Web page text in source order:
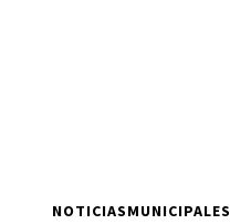
NOTICIASMUNICIPALES